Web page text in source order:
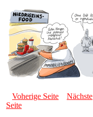
Voherige Seite
Nächste
Seite